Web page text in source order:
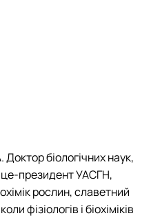
біологічних наук,
президент УАСГН,
рослин, славетний
фізіологів і біохіміків